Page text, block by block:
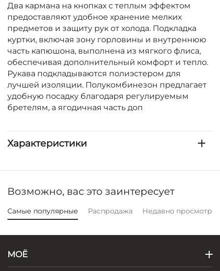
Два кармана на кнопках с теплым эффектом
предоставляют удобное хранение мелких
предметов и защиту рук от холода. Подкладка
куртки, включая зону горловины и внутреннюю
часть капюшона, выполнена из мягкого флиса,
обеспечивая дополнительный комфорт и тепло.
Рукава подкладываются полиэстером для
лучшей изоляции. Полукомбинезон предлагает
удобную посадку благодаря регулируемым
бретелям, а ягодичная часть доп
Характеристики
Возможно, вас это заинтересует
Самые популярные Распродажа Недавно
МОЁ